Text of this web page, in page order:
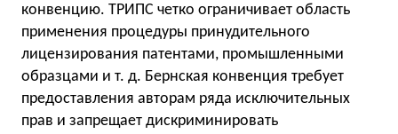
конвенцию. ТРИПС четко ограничивает область
применения процедуры принудительного
лицензирования патентами, промышленными
образцами и т. д. Бернская конвенция требует
предоставления авторам ряда исключительных
прав и запрещает дискриминировать